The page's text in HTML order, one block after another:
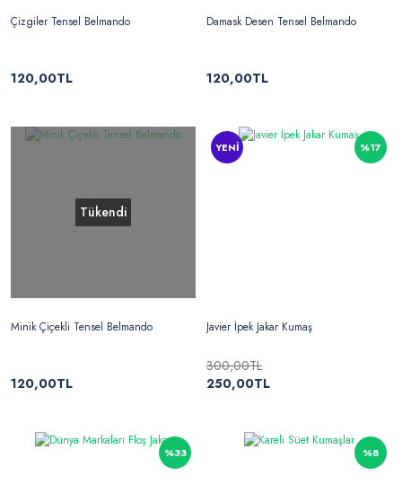
Çizgiler Tensel Belmando
120,00TL
Damask Desen Tensel Belmando
120,00TL
Tükendi
Minik Çiçekli Tensel Belmando
120,00TL
%17
YENİ
Javier İpek Jakar Kumaş
300,00TL
250,00TL
%33 %8